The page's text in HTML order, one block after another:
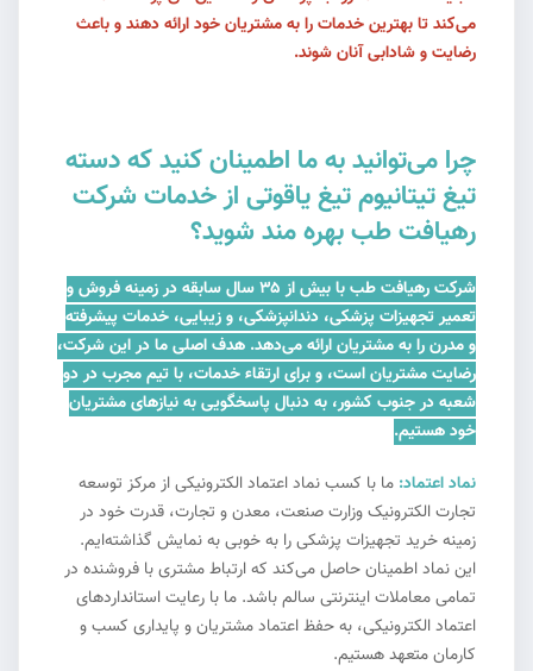
می‌کند تا بهترین خدمات را به مشتریان خود ارائه دهند و باعث
رضایت و شادابی آنان شوند.
چرا می‌توانید به ما اطمینان کنید که دسته
تیغ تیتانیوم تیغ یاقوتی از خدمات شرکت
رهیافت طب بهره مند شوید؟
شرکت رهیافت طب با بیش از ۳۵ سال سابقه در زمینه فروش و
تعمیر تجهیزات پزشکی، دندانپزشکی، و زیبایی، خدمات پیشرفته
و مدرن را به مشتریان ارائه می‌دهد. هدف اصلی ما در این شرکت،
رضایت مشتریان است، و برای ارتقاء خدمات، با تیم مجرب در دو
شعبه در جنوب کشور، به دنبال پاسخگویی به نیازهای مشتریان
خود هستیم.
نماد اعتماد: ما با کسب نماد اعتماد الکترونیکی از مرکز توسعه
تجارت الکترونیک وزارت صنعت، معدن و تجارت، قدرت خود در
زمینه خرید تجهیزات پزشکی را به خوبی به نمایش گذاشته‌ایم.
این نماد اطمینان حاصل می‌کند که ارتباط مشتری با فروشنده در
تمامی معاملات اینترنتی سالم باشد. ما با رعایت استانداردهای
اعتماد الکترونیکی، به حفظ اعتماد مشتریان و پایداری کسب و
کارمان متعهد هستیم.